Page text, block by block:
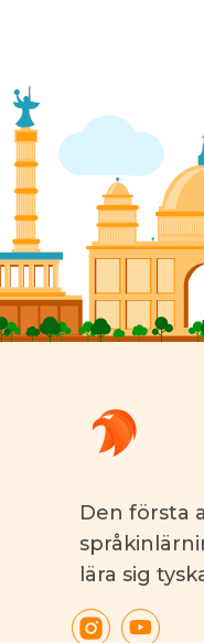
Den första
lära sig